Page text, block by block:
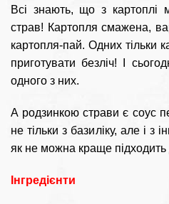
Всі знають, що з картоплі
страв! Картопля смажена,
картопля-пай. Одних тільки
приготувати безліч! І
одного з них.
А родзинкою страви є соус
не тільки з базиліку, але і з
як не можна краще підходить
Інгредієнти